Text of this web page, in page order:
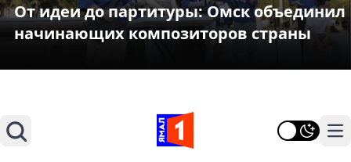
От идеи до партитуры: Омск объединил
начинающих композиторов страны
Поиск